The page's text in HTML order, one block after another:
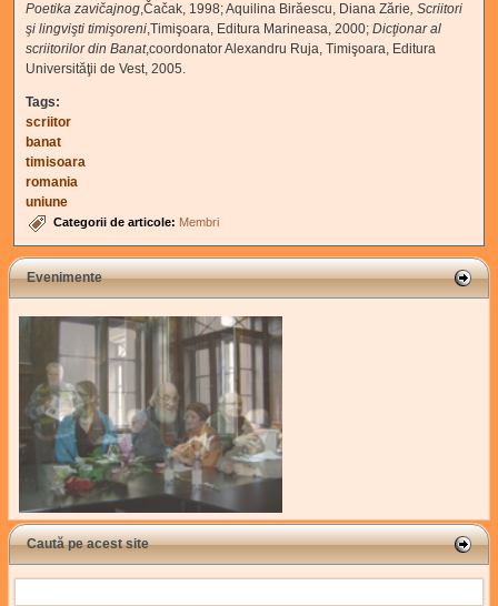
Poetika zavičajnog,Čačak, 1998; Aquilina Birăescu, Diana Zărie, Scriitori
şi lingvişti timişoreni,Timişoara, Editura Marineasa, 2000;Dicţionar al
scriitorilor din Banat,coordonator Alexandru Ruja, Timişoara, Editura
Universităţii de Vest, 2005.
Tags:
scriitor
banat
timisoara
romania
uniune
Categorii de articole: Membri
Evenimente
Caută pe acest site
Search